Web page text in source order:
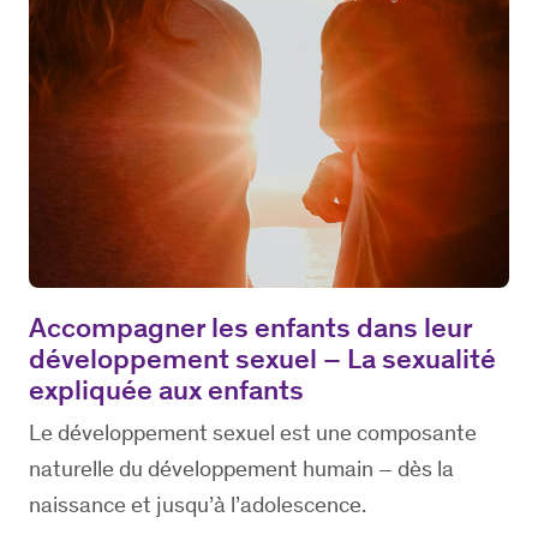
Accompagner les enfants dans leur
développement sexuel – La sexualité
expliquée aux enfants
Le développement sexuel est une composante
naturelle du développement humain – dès la
naissance et jusqu’à l’adolescence.